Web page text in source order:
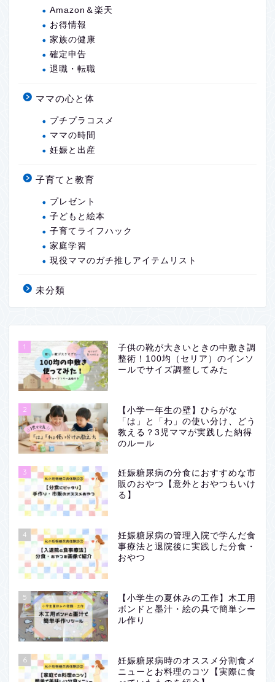
Amazon＆楽天
お得情報
家族の健康
確定申告
退職・転職
ママの心と体
プチプラコスメ
ママの時間
妊娠と出産
子育てと教育
プレゼント
子どもと絵本
子育てライフハック
家庭学習
現役ママのガチ推しアイテムリスト
未分類
1
子供の靴が大きいときの中敷き調
整術！100均（セリア）のインソ
ールでサイズ調整してみた
2
【小学一年生の壁】ひらがな
「は」と「わ」の使い分け、どう
教える？3児ママが実践した納得
のルール
3
妊娠糖尿病の分食におすすめな市
販のおやつ【意外とおやつもいけ
る】
4
妊娠糖尿病の管理入院で学んだ食
事療法と退院後に実践した分食・
おやつ
5
【小学生の夏休みの工作】木工用
ボンドと墨汁・絵の具で簡単シー
ル作り
6
妊娠糖尿病時のオススメ分割食メ
ニューとお料理のコツ【実際に食